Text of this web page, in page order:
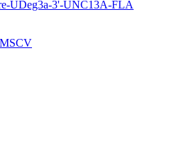
UDeg3a-3'-UNC13A-FLA